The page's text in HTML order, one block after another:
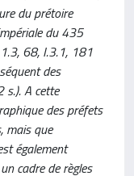
du prétoire
du 435
68, I.3.1, 181
des
s.). A cette
des préfets
mais que
également
cadre de règles